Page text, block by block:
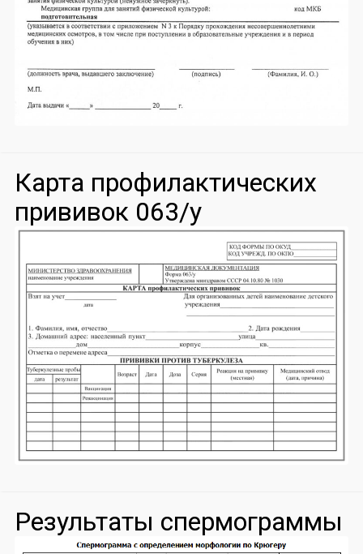
Карта профилактических
прививок 063/у
Результаты спермограммы